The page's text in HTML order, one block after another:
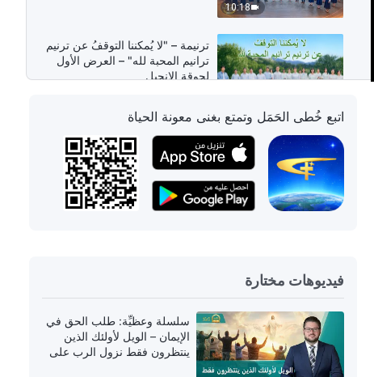
10:18
ترنيمة – "لا يُمكننا التوقفُ عن ترنيم
ترانيم المحبة لله" – العرض الأول
لجوقة الإنجيل
5:18
ترنيمة – "مسيح الأيام الأخيرة هو بوابة
الإنسان إلى الملكوت" – العرض الأول
لجوقة الإنجيل
5:46
الأول لجوقة الإنجيل
اتبع خُطى الحَمَل وتمتع بغنى معونة الحياة
فيديوهات مختارة
سلسلة وعظيِّة: طلب الحق في
الإيمان – الويل لأولئك الذين
ينتظرون فقط نزول الرب على